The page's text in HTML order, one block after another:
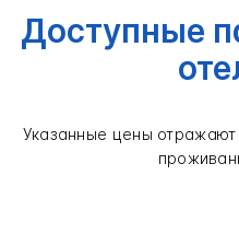
Доступные
Указанные цены